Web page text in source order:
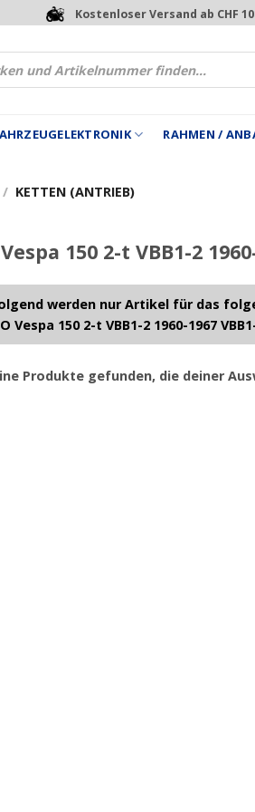
Kostenloser Versand ab CHF
RAHMEN /
/ KETTEN (ANTRIEB)
150 2-t VBB1-2
werden nur Artikel für das
Vespa 150 2-t VBB1-2 1960-1967
Produkte gefunden, die deiner